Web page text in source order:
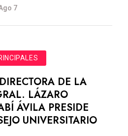
7
DE LA
LÁZARO
ÁVILA PRESIDE
UNIVERSITARIO